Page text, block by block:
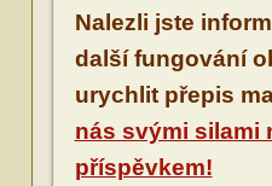
Nalezli jste
další fungování
urychlit přepis
nás svými silami
příspěvkem!